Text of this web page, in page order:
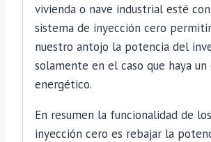
vivienda o nave industrial esté
sistema de inyección cero
nuestro antojo la potencia del
solamente en el caso que haya
energético.
En resumen la funcionalidad de
inyección cero es rebajar la